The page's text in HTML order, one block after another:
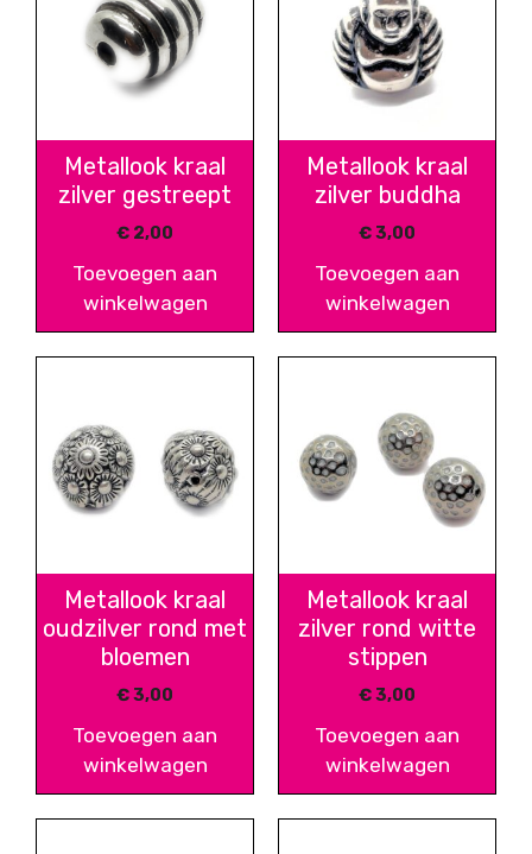
Metallook kraal
zilver gestreept
€ 2,00
Toevoegen aan
winkelwagen
Metallook kraal
zilver buddha
€3,00
Toevoegen aan
winkelwagen
Metallook kraal
oudzilver rond met
bloemen
€3,00
Toevoegen aan
winkelwagen
Metallook kraal
zilver rond witte
stippen
€3,00
Toevoegen aan
winkelwagen